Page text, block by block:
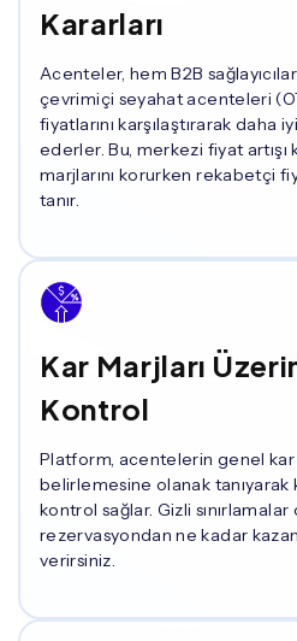
Kararları
Acenteler, hem B2B
çevrimiçi seyahat acenteleri
fiyatlarını karşılaştırarak daha
ederler. Bu, merkezi fiyat
marjlarını korurken rekabetçi
tanır.
Kar Marjları
Kontrol
Platform, acentelerin genel kar
belirlemesine olanak tanıyarak
kontrol sağlar. Gizli
rezervasyondan ne kadar
verirsiniz.